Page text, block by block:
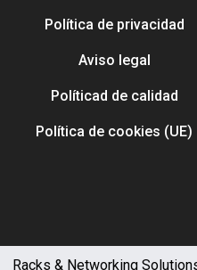
Política de privacidad
Aviso legal
Políticad de calidad
Política de cookies (UE)
Racks & Networking